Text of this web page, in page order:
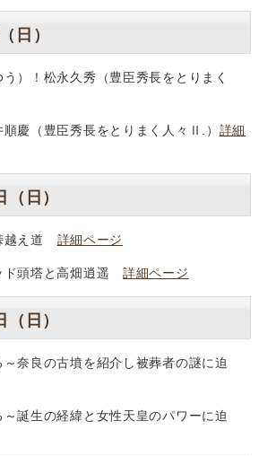
日）
）！松永久秀（豊臣秀長をとりまく
慶（豊臣秀長をとりまく人々Ⅱ.） 詳細
日）
越え道 詳細ページ
頭塔と高畑逍遥 詳細ページ
日）
奈良の古墳を紹介し被葬者の謎に迫
誕生の経緯と女性天皇のパワーに迫